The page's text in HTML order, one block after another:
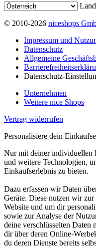
© 2010-2026 niceshops
Impressum und
Datenschutz
Allgemeine
Datenschutz-
Unternehmen
Weitere nice Shops
Vertrag widerrufen
Personalisiere dein
Nur mit deiner
und weitere Technologien,
Einkaufserlebnis zu bieten.
Dazu erfassen wir Daten
Geräte. Diese nutzen wir
Website und um dir
sowie zur Analyse der
deine verschlüsselten Daten
dir über deren Online-
du deren Dienste bereits